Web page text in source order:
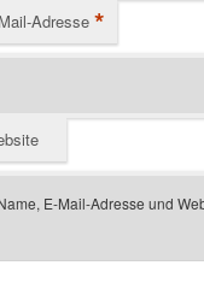
Adresse *
E-Mail-Adresse und